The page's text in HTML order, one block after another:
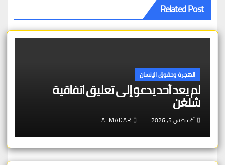
Related Post
الهجرة وحقوق الإنسان
لم يعد أحد يدعو إلى تعليق اتفاقية
شنغن
أغسطس 5, 2026 ALMADAR